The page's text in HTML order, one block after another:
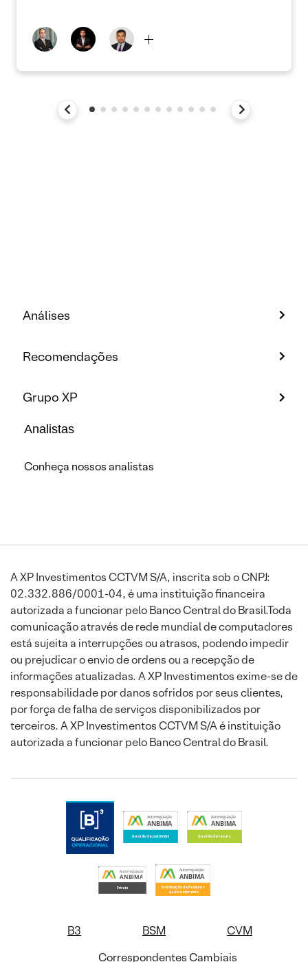
Análises
Recomendações
Grupo XP
Analistas
Conheça nossos analistas
A XP Investimentos CCTVM S/A, inscrita sob o CNPJ:
02.332.886/0001-04, é uma instituição financeira
autorizada a funcionar pelo Banco Central do Brasil.Toda
comunicação através de rede mundial de computadores
está sujeita a interrupções ou atrasos, podendo impedir
ou prejudicar o envio de ordens ou a recepção de
informações atualizadas. A XP Investimentos exime-se de
responsabilidade por danos sofridos por seus clientes,
por força de falha de serviços disponibilizados por
terceiros. A XP Investimentos CCTVM S/A é instituição
autorizada a funcionar pelo Banco Central do Brasil.
B3 BSM
CVM
Correspondentes Cambiais